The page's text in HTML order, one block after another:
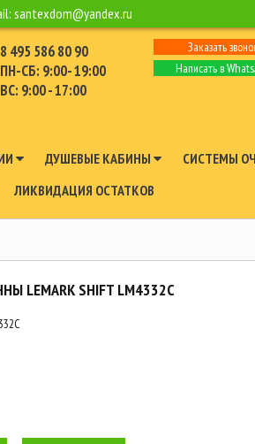
santexdom@yandex.ru
8 495 586 80 90
ПН-СБ: 9:00- 19:00
ВС: 9:00 - 17:00
Заказать
Написать в
ДУШЕВЫЕ КАБИНЫ
СИСТЕМЫ
ЛИКВИДАЦИЯ ОСТАТКОВ
LEMARK SHIFT LM4332C